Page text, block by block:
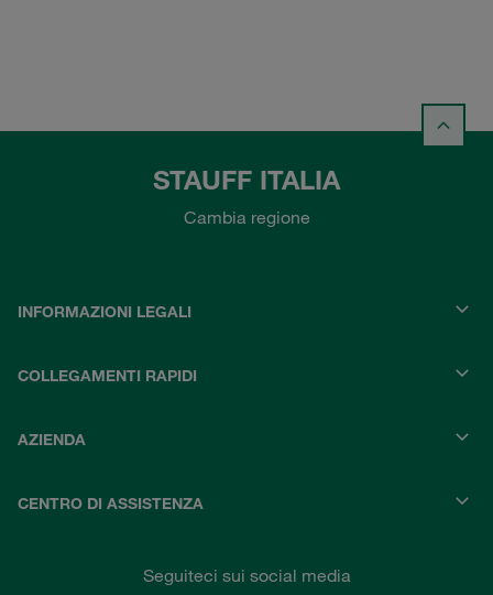
STAUFF ITALIA
Cambia regione
INFORMAZIONI LEGALI
COLLEGAMENTI RAPIDI
AZIENDA
CENTRO DI ASSISTENZA
Seguiteci sui social media